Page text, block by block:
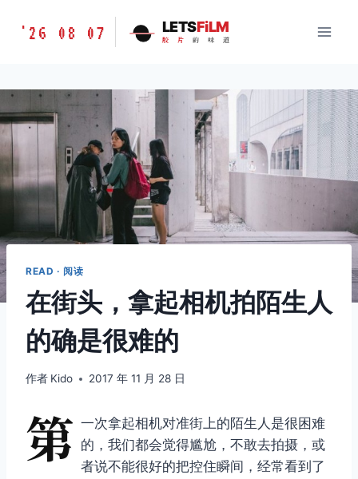
胶
味
道
LETSFILM
'26 08 07 LETSFiLM
胶 片 的 味 道
READ · 阅读
在街头，拿起相机拍陌生人
的确是很难的
作者 Kido 2017 年 11 月 28 日
第 一次拿起相机对准街上的陌生人是很困难
的，我们都会觉得尴尬，不敢去拍摄，或
者说不能很好的把控住瞬间，经常看到了